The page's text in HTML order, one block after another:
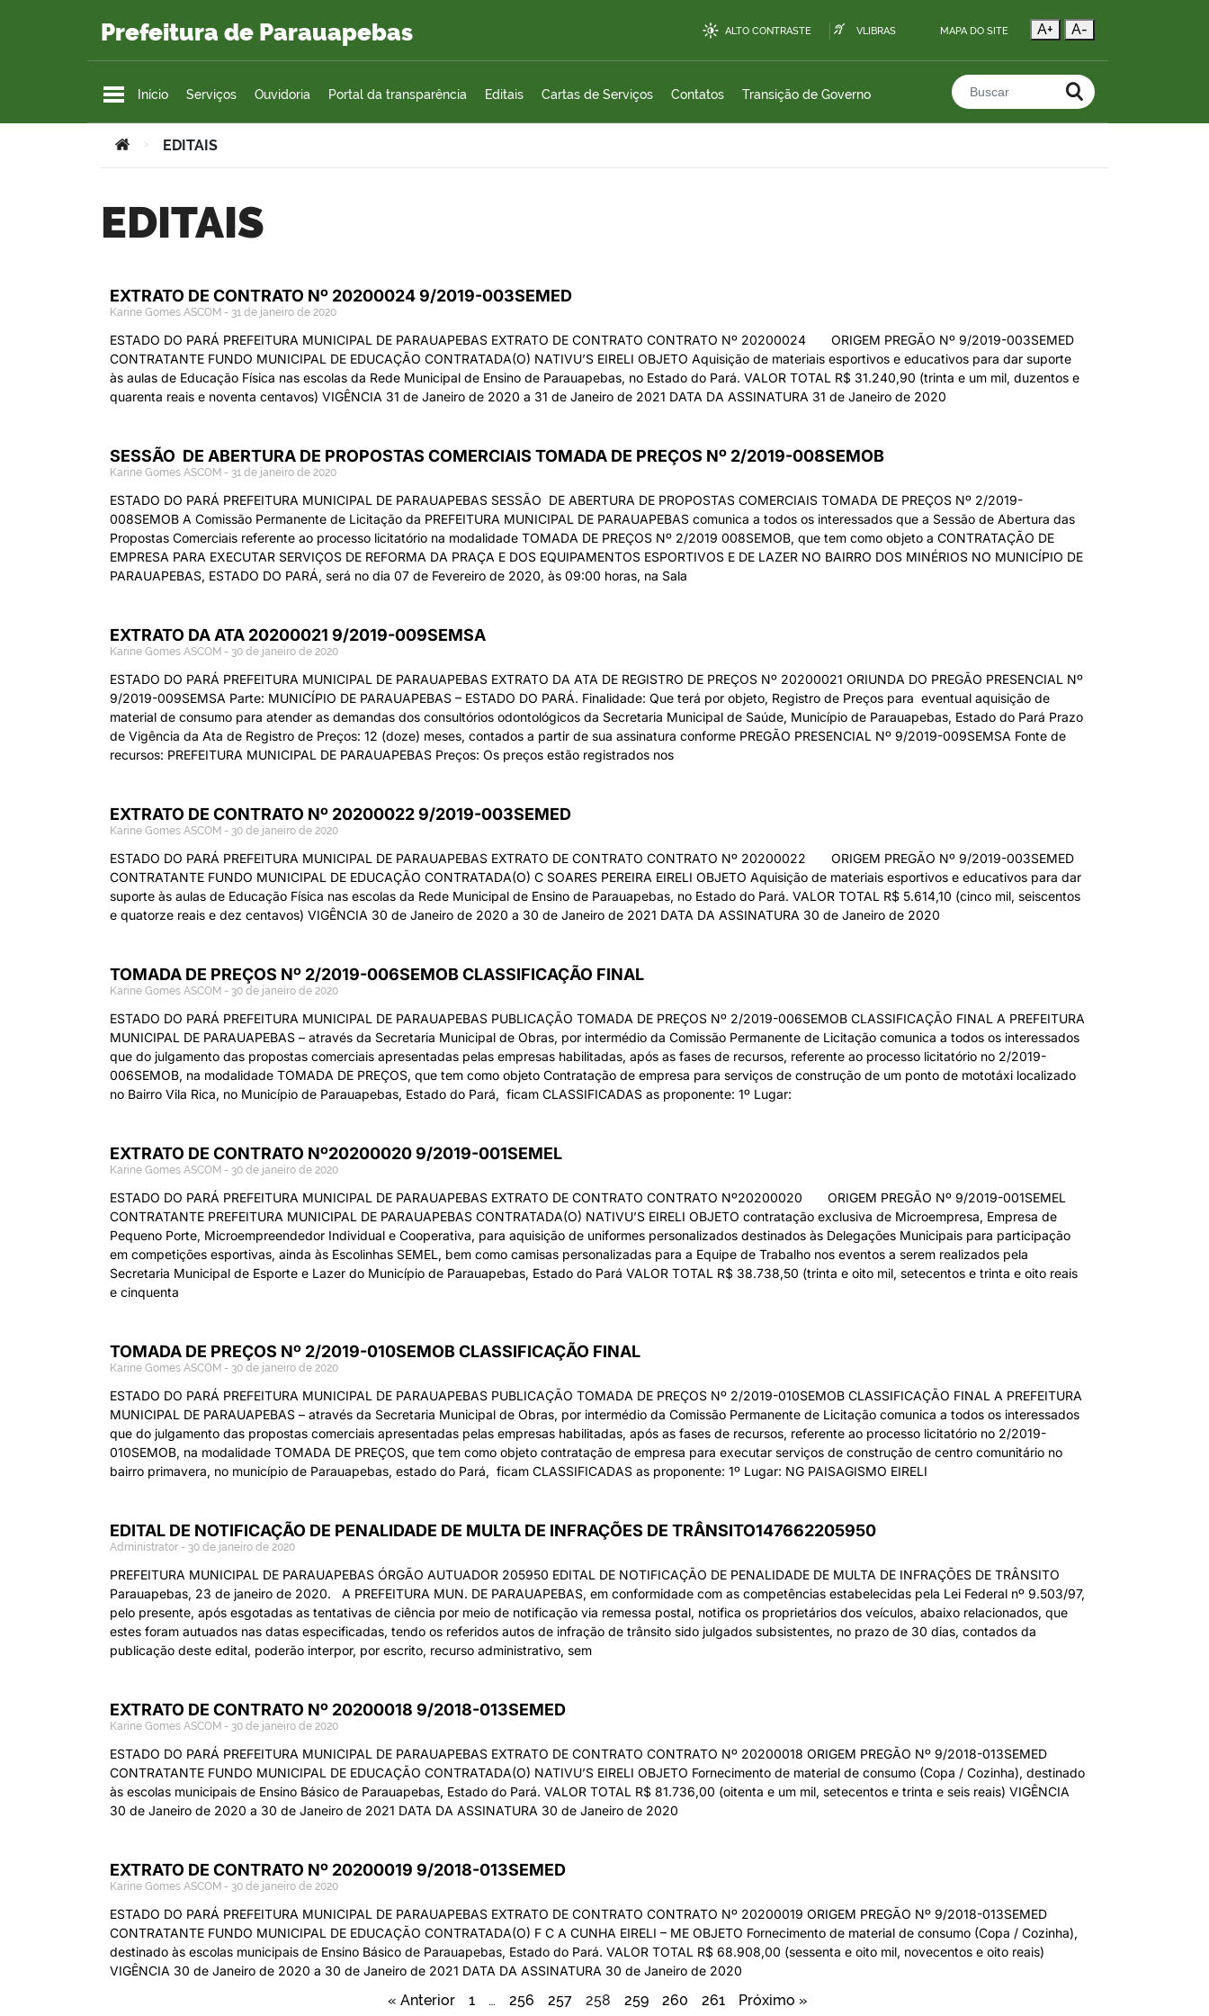
Prefeitura de Parauapebas ALTO CONTRASTE VLIBRAS MAPA DO SITE A+ A-
Início Serviços Ouvidoria Portal da transparência Editais Cartas de Serviços Contatos Transição de Governo Buscar no portal
Você está aqui:
> EDITAIS
EDITAIS
EXTRATO DE CONTRATO Nº 20200024 9/2019-003SEMED
Karine Gomes ASCOM 31 de janeiro de 2020
ESTADO DO PARÁ PREFEITURA MUNICIPAL DE PARAUAPEBAS EXTRATO DE CONTRATO CONTRATO Nº 20200024 ORIGEM PREGÃO Nº 9/2019-003SEMED
CONTRATANTE FUNDO MUNICIPAL DE EDUCAÇÃO CONTRATADA(O) NATIVU’S EIRELI OBJETO Aquisição de materiais esportivos e educativos para dar suporte
às aulas de Educação Física nas escolas da Rede Municipal de Ensino de Parauapebas, no Estado do Pará. VALOR TOTAL R$ 31.240,90 (trinta e um mil, duzentos e
quarenta reais e noventa centavos) VIGÊNCIA 31 de Janeiro de 2020 a 31 de Janeiro de 2021 DATA DA ASSINATURA 31 de Janeiro de 2020
SESSÃO DE ABERTURA DE PROPOSTAS COMERCIAIS TOMADA DE PREÇOS Nº 2/2019-008SEMOB
Karine Gomes ASCOM 31 de janeiro de 2020
ESTADO DO PARÁ PREFEITURA MUNICIPAL DE PARAUAPEBAS SESSÃO DE ABERTURA DE PROPOSTAS COMERCIAIS TOMADA DE PREÇOS Nº 2/2019-
008SEMOB A Comissão Permanente de Licitação da PREFEITURA MUNICIPAL DE PARAUAPEBAS comunica a todos os interessados que a Sessão de Abertura das
Propostas Comerciais referente ao processo licitatório na modalidade TOMADA DE PREÇOS Nº 2/2019 008SEMOB, que tem como objeto a CONTRATAÇÃO DE
EMPRESA PARA EXECUTAR SERVIÇOS DE REFORMA DA PRAÇA E DOS EQUIPAMENTOS ESPORTIVOS E DE LAZER NO BAIRRO DOS MINÉRIOS NO MUNICÍPIO DE
PARAUAPEBAS, ESTADO DO PARÁ, será no dia 07 de Fevereiro de 2020, às 09:00 horas, na Sala
EXTRATO DA ATA 20200021 9/2019-009SEMSA
Karine Gomes ASCOM 30 de janeiro de 2020
ESTADO DO PARÁ PREFEITURA MUNICIPAL DE PARAUAPEBAS EXTRATO DA ATA DE REGISTRO DE PREÇOS Nº 20200021 ORIUNDA DO PREGÃO PRESENCIAL Nº
9/2019-009SEMSA Parte: MUNICÍPIO DE PARAUAPEBAS – ESTADO DO PARÁ. Finalidade: Que terá por objeto, Registro de Preços para eventual aquisição de
material de consumo para atender as demandas dos consultórios odontológicos da Secretaria Municipal de Saúde, Município de Parauapebas, Estado do Pará Prazo
de Vigência da Ata de Registro de Preços: 12 (doze) meses, contados a partir de sua assinatura conforme PREGÃO PRESENCIAL Nº 9/2019-009SEMSA Fonte de
recursos: PREFEITURA MUNICIPAL DE PARAUAPEBAS Preços: Os preços estão registrados nos
EXTRATO DE CONTRATO Nº 20200022 9/2019-003SEMED
Karine Gomes ASCOM 30 de janeiro de 2020
ESTADO DO PARÁ PREFEITURA MUNICIPAL DE PARAUAPEBAS EXTRATO DE CONTRATO CONTRATO Nº 20200022 ORIGEM PREGÃO Nº 9/2019-003SEMED
CONTRATANTE FUNDO MUNICIPAL DE EDUCAÇÃO CONTRATADA(O) C SOARES PEREIRA EIRELI OBJETO Aquisição de materiais esportivos e educativos para dar
suporte às aulas de Educação Física nas escolas da Rede Municipal de Ensino de Parauapebas, no Estado do Pará. VALOR TOTAL R$ 5.614,10 (cinco mil, seiscentos
e quatorze reais e dez centavos) VIGÊNCIA 30 de Janeiro de 2020 a 30 de Janeiro de 2021 DATA DA ASSINATURA 30 de Janeiro de 2020
TOMADA DE PREÇOS Nº 2/2019-006SEMOB CLASSIFICAÇÃO FINAL
Karine Gomes ASCOM 30 de janeiro de 2020
ESTADO DO PARÁ PREFEITURA MUNICIPAL DE PARAUAPEBAS PUBLICAÇÃO TOMADA DE PREÇOS Nº 2/2019-006SEMOB CLASSIFICAÇÃO FINAL A PREFEITURA
MUNICIPAL DE PARAUAPEBAS – através da Secretaria Municipal de Obras, por intermédio da Comissão Permanente de Licitação comunica a todos os interessados
que do julgamento das propostas comerciais apresentadas pelas empresas habilitadas, após as fases de recursos, referente ao processo licitatório no 2/2019-
006SEMOB, na modalidade TOMADA DE PREÇOS, que tem como objeto Contratação de empresa para serviços de construção de um ponto de mototáxi localizado
no Bairro Vila Rica, no Município de Parauapebas, Estado do Pará, ficam CLASSIFICADAS as proponente: 1º Lugar:
EXTRATO DE CONTRATO Nº20200020 9/2019-001SEMEL
Karine Gomes ASCOM 30 de janeiro de 2020
ESTADO DO PARÁ PREFEITURA MUNICIPAL DE PARAUAPEBAS EXTRATO DE CONTRATO CONTRATO Nº20200020 ORIGEM PREGÃO Nº 9/2019-001SEMEL
CONTRATANTE PREFEITURA MUNICIPAL DE PARAUAPEBAS CONTRATADA(O) NATIVU’S EIRELI OBJETO contratação exclusiva de Microempresa, Empresa de
Pequeno Porte, Microempreendedor Individual e Cooperativa, para aquisição de uniformes personalizados destinados às Delegações Municipais para participação
em competições esportivas, ainda às Escolinhas SEMEL, bem como camisas personalizadas para a Equipe de Trabalho nos eventos a serem realizados pela
Secretaria Municipal de Esporte e Lazer do Município de Parauapebas, Estado do Pará VALOR TOTAL R$ 38.738,50 (trinta e oito mil, setecentos e trinta e oito reais
e cinquenta
TOMADA DE PREÇOS Nº 2/2019-010SEMOB CLASSIFICAÇÃO FINAL
Karine Gomes ASCOM 30 de janeiro de 2020
ESTADO DO PARÁ PREFEITURA MUNICIPAL DE PARAUAPEBAS PUBLICAÇÃO TOMADA DE PREÇOS Nº 2/2019-010SEMOB CLASSIFICAÇÃO FINAL A PREFEITURA
MUNICIPAL DE PARAUAPEBAS – através da Secretaria Municipal de Obras, por intermédio da Comissão Permanente de Licitação comunica a todos os interessados
que do julgamento das propostas comerciais apresentadas pelas empresas habilitadas, após as fases de recursos, referente ao processo licitatório no 2/2019-
010SEMOB, na modalidade TOMADA DE PREÇOS, que tem como objeto contratação de empresa para executar serviços de construção de centro comunitário no
bairro primavera, no município de Parauapebas, estado do Pará, ficam CLASSIFICADAS as proponente: 1º Lugar: NG PAISAGISMO EIRELI
EDITAL DE NOTIFICAÇÃO DE PENALIDADE DE MULTA DE INFRAÇÕES DE TRÂNSITO147662205950
Administrator 30 de janeiro de 2020
PREFEITURA MUNICIPAL DE PARAUAPEBAS ÓRGÃO AUTUADOR 205950 EDITAL DE NOTIFICAÇÃO DE PENALIDADE DE MULTA DE INFRAÇÕES DE TRÂNSITO
Parauapebas, 23 de janeiro de 2020. A PREFEITURA MUN. DE PARAUAPEBAS, em conformidade com as competências estabelecidas pela Lei Federal nº 9.503/97,
pelo presente, após esgotadas as tentativas de ciência por meio de notificação via remessa postal, notifica os proprietários dos veículos, abaixo relacionados, que
estes foram autuados nas datas especificadas, tendo os referidos autos de infração de trânsito sido julgados subsistentes, no prazo de 30 dias, contados da
publicação deste edital, poderão interpor, por escrito, recurso administrativo, sem
EXTRATO DE CONTRATO Nº 20200018 9/2018-013SEMED
Karine Gomes ASCOM 30 de janeiro de 2020
ESTADO DO PARÁ PREFEITURA MUNICIPAL DE PARAUAPEBAS EXTRATO DE CONTRATO CONTRATO Nº 20200018 ORIGEM PREGÃO Nº 9/2018-013SEMED
CONTRATANTE FUNDO MUNICIPAL DE EDUCAÇÃO CONTRATADA(O) NATIVU’S EIRELI OBJETO Fornecimento de material de consumo (Copa / Cozinha), destinado
às escolas municipais de Ensino Básico de Parauapebas, Estado do Pará. VALOR TOTAL R$ 81.736,00 (oitenta e um mil, setecentos e trinta e seis reais) VIGÊNCIA
30 de Janeiro de 2020 a 30 de Janeiro de 2021 DATA DA ASSINATURA 30 de Janeiro de 2020
EXTRATO DE CONTRATO Nº 20200019 9/2018-013SEMED
Karine Gomes ASCOM 30 de janeiro de 2020
ESTADO DO PARÁ PREFEITURA MUNICIPAL DE PARAUAPEBAS EXTRATO DE CONTRATO CONTRATO Nº 20200019 ORIGEM PREGÃO Nº 9/2018-013SEMED
CONTRATANTE FUNDO MUNICIPAL DE EDUCAÇÃO CONTRATADA(O) F C A CUNHA EIRELI – ME OBJETO Fornecimento de material de consumo (Copa / Cozinha),
destinado às escolas municipais de Ensino Básico de Parauapebas, Estado do Pará. VALOR TOTAL R$ 68.908,00 (sessenta e oito mil, novecentos e oito reais)
VIGÊNCIA 30 de Janeiro de 2020 a 30 de Janeiro de 2021 DATA DA ASSINATURA 30 de Janeiro de 2020
« Anterior 1 … 256 257 258 259 260 261 Próximo »